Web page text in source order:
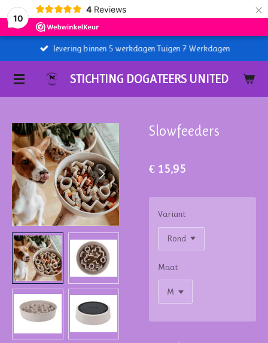
10
4 Reviews ×
STICHTING DOGATEERS UNITED
levering binnen 5 werkdagen Tuigen 7 Werkdagen
Slowfeeders
€ 15,95
Variant
Maat